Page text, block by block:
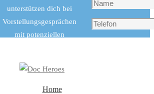
unterstützen dich bei
Vorstellungsgesprächen
mit potenziellen
Wohnungssuche.
Home